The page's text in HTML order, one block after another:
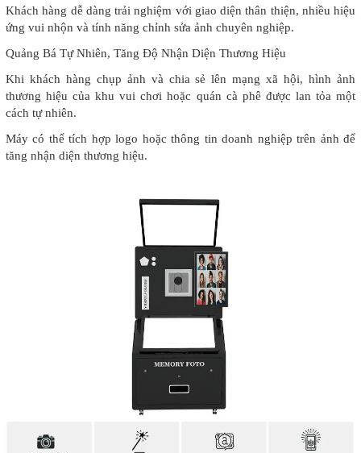
Khách hàng dễ dàng trải nghiệm với giao diện thân thiện, nhiều hiệu
ứng vui nhộn và tính năng chỉnh sửa ảnh chuyên nghiệp.
Quảng Bá Tự Nhiên, Tăng Độ Nhận Diện Thương Hiệu
Khi khách hàng chụp ảnh và chia sẻ lên mạng xã hội, hình ảnh
thương hiệu của khu vui chơi hoặc quán cà phê được lan tỏa một
cách tự nhiên.
Máy có thể tích hợp logo hoặc thông tin doanh nghiệp trên ảnh để
tăng nhận diện thương hiệu.